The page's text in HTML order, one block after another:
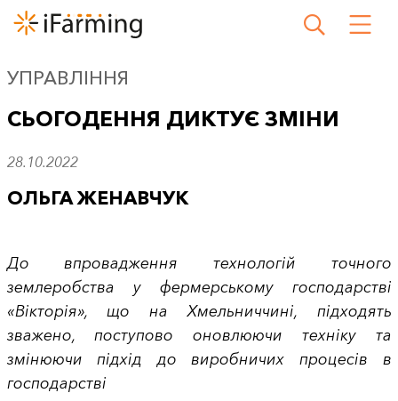
УПРАВЛІННЯ
СЬОГОДЕННЯ ДИКТУЄ ЗМІНИ
28.10.2022
ОЛЬГА ЖЕНАВЧУК
До впровадження технологій точного
землеробства у фермерському господарстві
«Вікторія», що на Хмельниччині, підходять
зважено, поступово оновлюючи техніку та
змінюючи підхід до виробничих процесів в
господарстві